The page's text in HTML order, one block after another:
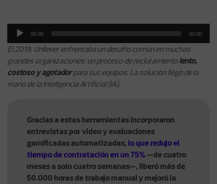
Reproductor
de
audio
00:00 00:00
El 2019, Unilever enfrentaba un desafío común en muchas
grandes organizaciones: un proceso de reclutamiento lento,
costoso y agotadorpara sus equipos. La solución llegó de la
mano de la Inteligencia Artificial (IA).
Gracias a estas herramientas incorporaron
entrevistas por video y evaluaciones
gamificadas automatizadas, lo que redujo el
tiempo de contratación en un 75% —de cuatro
meses a solo cuatro semanas—, liberó más de
50.000 horas de trabajo manual y mejoró la